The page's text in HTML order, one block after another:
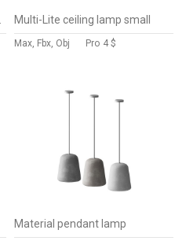
Multi-Lite ceiling lamp small
Max, Fbx, Obj Pro 4 $
Material pendant lamp